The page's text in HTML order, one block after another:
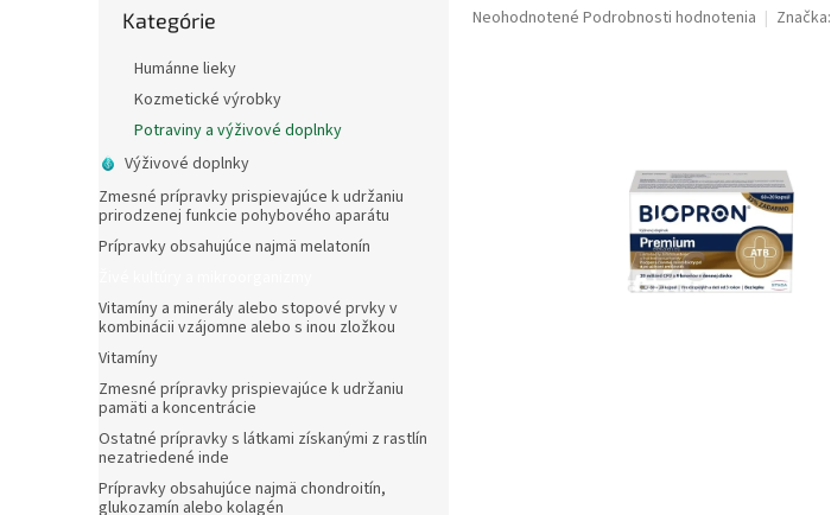
e
l
kategórie
Kategórie
Humánne lieky
Kozmetické výrobky
Potraviny a výživové doplnky
Výživové doplnky
Zmesné prípravky prispievajúce k udržaniu
prirodzenej funkcie pohybového aparátu
Prípravky obsahujúce najmä melatonín
Vitamíny a minerály alebo stopové prvky v
kombinácii vzájomne alebo s inou zložkou
Vitamíny
Zmesné prípravky prispievajúce k udržaniu
pamäti a koncentrácie
Ostatné prípravky s látkami získanými z rastlín
nezatriedené inde
Prípravky obsahujúce najmä chondroitín,
glukozamín alebo kolagén
Priemerné
Neohodnotené Podrobnosti hodnotenia Značka: